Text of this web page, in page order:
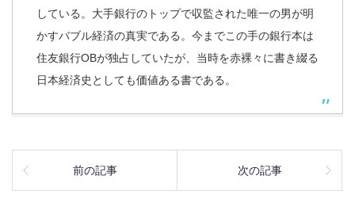
している。大手銀行のトップで収監された唯一の男が明
かすバブル経済の真実である。今までこの手の銀行本は
住友銀行OBが独占していたが、当時を赤裸々に書き綴る
日本経済史としても価値ある書である。
前の記事 次の記事